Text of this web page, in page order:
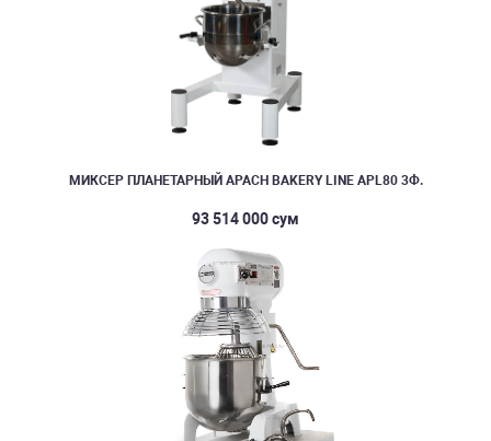
МИКСЕР ПЛАНЕТАРНЫЙ APACH BAKERY LINE APL80 3Ф.
93 514 000 сум